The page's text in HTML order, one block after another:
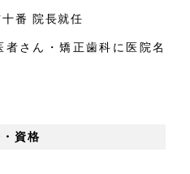
番 院長就任
者さん・矯正歯科に医院名
資格